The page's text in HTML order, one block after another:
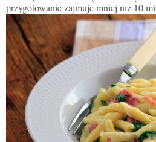
przygotowanie zajmuje mniej niż 10